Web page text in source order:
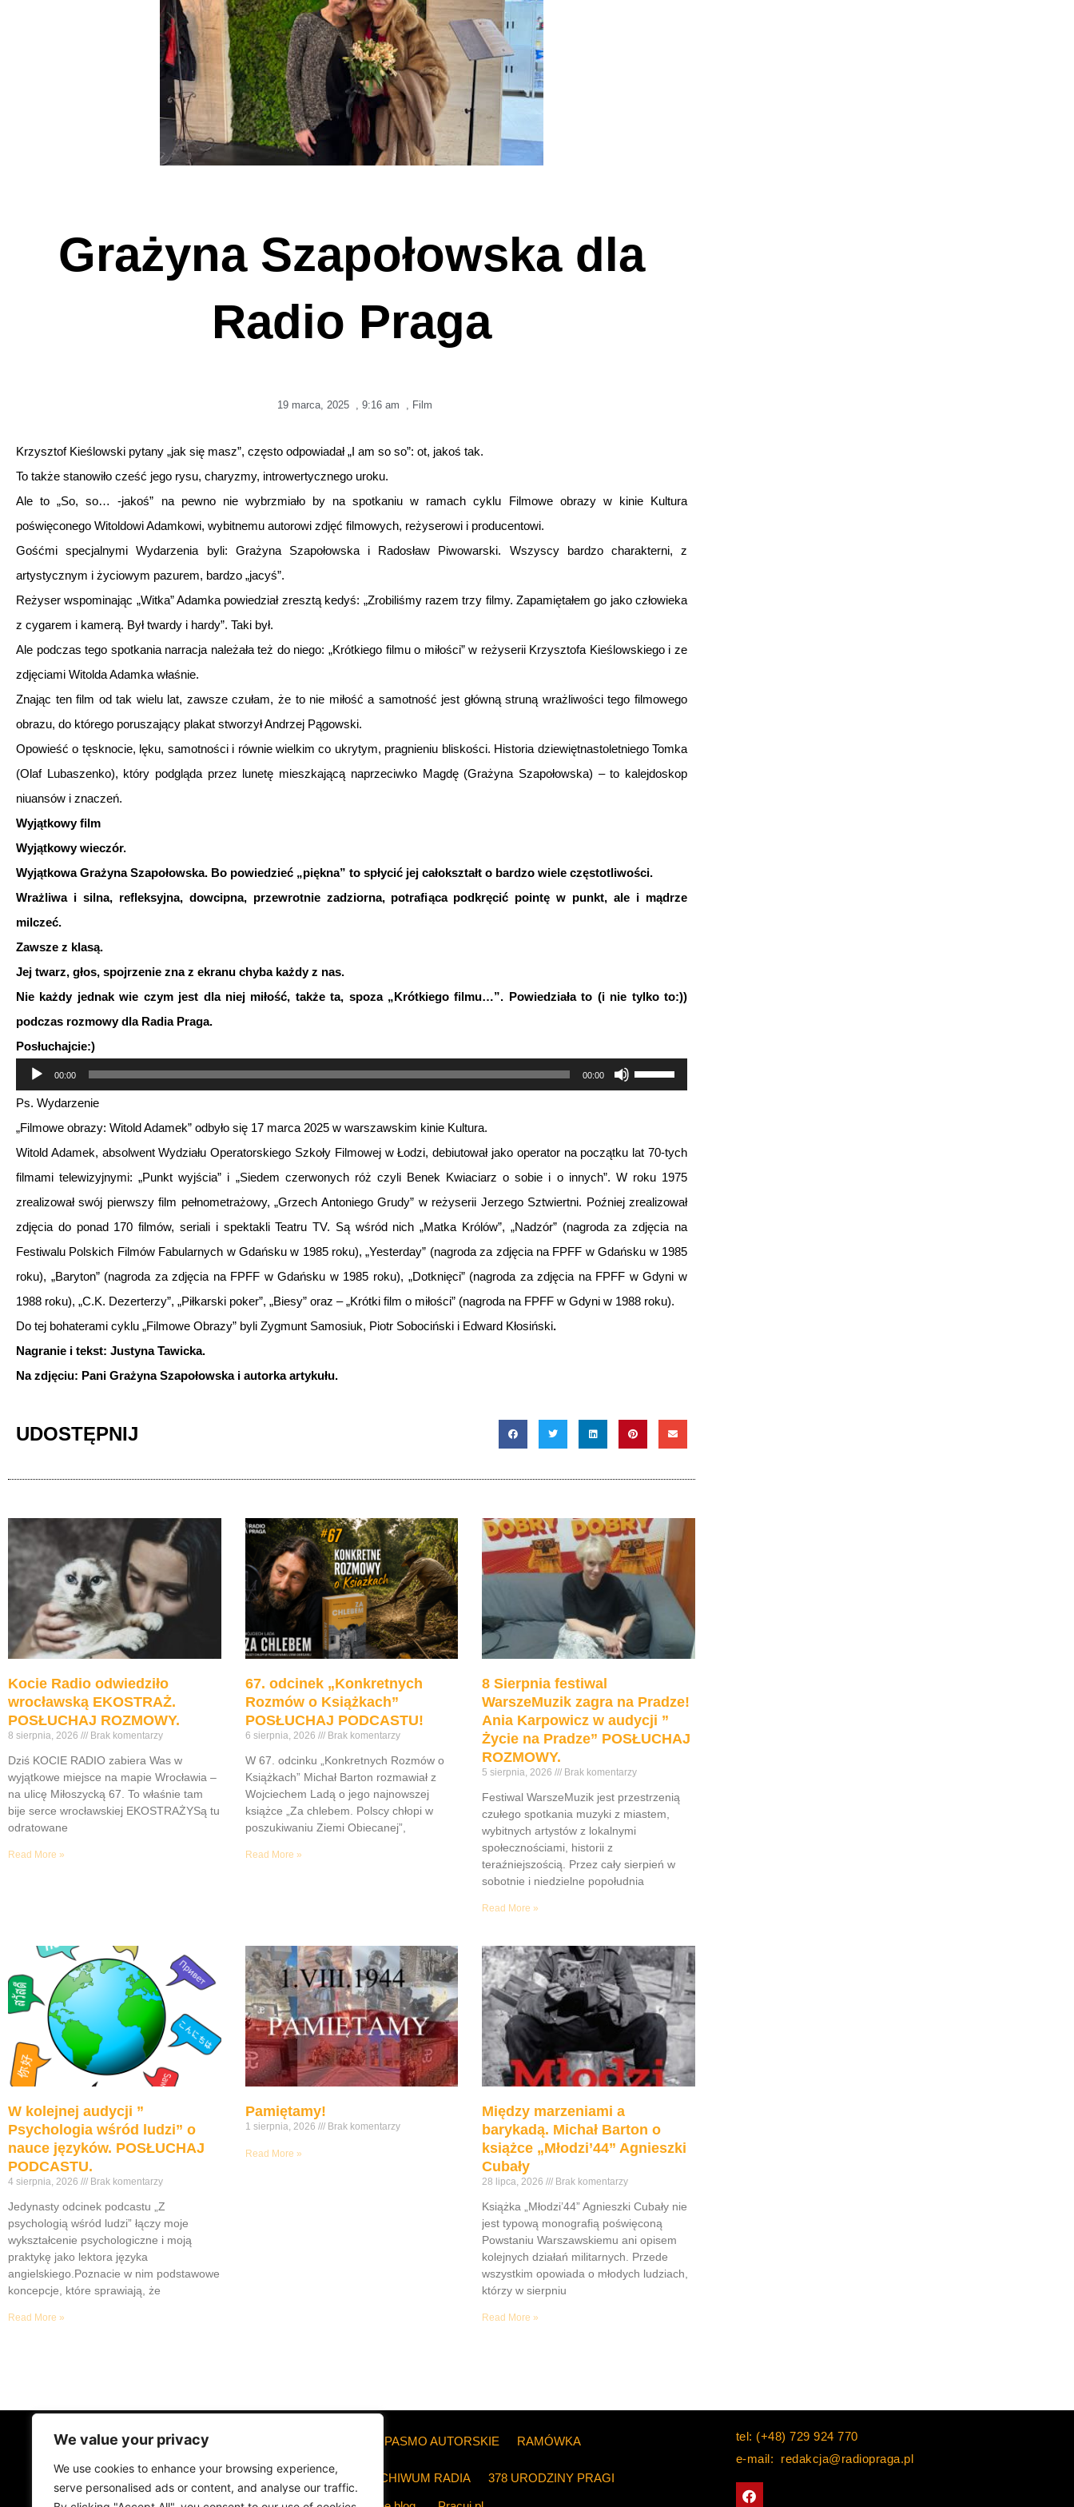
We value your privacy
We use cookies to enhance your browsing experience,
serve personalised ads or content, and analyse our traffic.
Grażyna Szapołowska dla
Radio Praga
19 marca, 2025 , 9:16 am , Film
Krzysztof Kieślowski pytany „jak się masz”, często odpowiadał „I am so so”: ot, jakoś tak.
To także stanowiło cześć jego rysu, charyzmy, introwertycznego uroku.
Ale to „So, so… -jakoś” na pewno nie wybrzmiało by na spotkaniu w ramach cyklu Filmowe obrazy w kinie Kultura
poświęconego Witoldowi Adamkowi, wybitnemu autorowi zdjęć filmowych, reżyserowi i producentowi.
Gośćmi specjalnymi Wydarzenia byli: Grażyna Szapołowska i Radosław Piwowarski. Wszyscy bardzo charakterni, z
artystycznym i życiowym pazurem, bardzo „jacyś”.
Reżyser wspominając „Witka” Adamka powiedział zresztą kedyś: „Zrobiliśmy razem trzy filmy. Zapamiętałem go jako człowieka
z cygarem i kamerą. Był twardy i hardy”. Taki był.
Ale podczas tego spotkania narracja należała też do niego: „Krótkiego filmu o miłości” w reżyserii Krzysztofa Kieślowskiego i ze
zdjęciami Witolda Adamka właśnie.
Znając ten film od tak wielu lat, zawsze czułam, że to nie miłość a samotność jest główną struną wrażliwości tego filmowego
obrazu, do którego poruszający plakat stworzył Andrzej Pągowski.
Opowieść o tęsknocie, lęku, samotności i równie wielkim co ukrytym, pragnieniu bliskości. Historia dziewiętnastoletniego Tomka
(Olaf Lubaszenko), który podgląda przez lunetę mieszkającą naprzeciwko Magdę (Grażyna Szapołowska) – to kalejdoskop
niuansów i znaczeń.
Wyjątkowy film
Wyjątkowy wieczór.
Wyjątkowa Grażyna Szapołowska. Bo powiedzieć „piękna” to spłycić jej całokształt o bardzo wiele częstotliwości.
Wrażliwa i silna, refleksyjna, dowcipna, przewrotnie zadziorna, potrafiąca podkręcić pointę w punkt, ale i mądrze
milczeć.
Zawsze z klasą.
Jej twarz, głos, spojrzenie zna z ekranu chyba każdy z nas.
Nie każdy jednak wie czym jest dla niej miłość, także ta, spoza „Krótkiego filmu…”. Powiedziała to (i nie tylko to:))
podczas rozmowy dla Radia Praga.
Posłuchajcie:)
Odtwarzacz
plików
00:00 00:00
Używaj
strzałek
Ps. Wydarzenie
„Filmowe obrazy: Witold Adamek” odbyło się 17 marca 2025 w warszawskim kinie Kultura.
Witold Adamek, absolwent Wydziału Operatorskiego Szkoły Filmowej w Łodzi, debiutował jako operator na początku lat 70-tych
filmami telewizyjnymi: „Punkt wyjścia” i „Siedem czerwonych róż czyli Benek Kwiaciarz o sobie i o innych”. W roku 1975
zrealizował swój pierwszy film pełnometrażowy, „Grzech Antoniego Grudy” w reżyserii Jerzego Sztwiertni. Poźniej zrealizował
zdjęcia do ponad 170 filmów, seriali i spektakli Teatru TV. Są wśród nich „Matka Królów”, „Nadzór” (nagroda za zdjęcia na
Festiwalu Polskich Filmów Fabularnych w Gdańsku w 1985 roku), „Yesterday” (nagroda za zdjęcia na FPFF w Gdańsku w 1985
roku), „Baryton” (nagroda za zdjęcia na FPFF w Gdańsku w 1985 roku), „Dotknięci” (nagroda za zdjęcia na FPFF w Gdyni w
1988 roku), „C.K. Dezerterzy”, „Piłkarski poker”, „Biesy” oraz – „Krótki film o miłości” (nagroda na FPFF w Gdyni w 1988 roku).
Do tej bohaterami cyklu „Filmowe Obrazy” byli Zygmunt Samosiuk, Piotr Sobociński i Edward Kłosiński.
Nagranie i tekst: Justyna Tawicka.
Na zdjęciu: Pani Grażyna Szapołowska i autorka artykułu.
UDOSTĘPNIJ
Kocie Radio odwiedziło
wrocławską EKOSTRAŻ.
POSŁUCHAJ ROZMOWY.
8 sierpnia, 2026 Brak komentarzy
Dziś KOCIE RADIO zabiera Was w
wyjątkowe miejsce na mapie Wrocławia –
na ulicę Miłoszycką 67. To właśnie tam
bije serce wrocławskiej EKOSTRAŻYSą tu
odratowane
Read More »
67. odcinek „Konkretnych
Rozmów o Książkach”
POSŁUCHAJ PODCASTU!
6 sierpnia, 2026 Brak komentarzy
W 67. odcinku „Konkretnych Rozmów o
Książkach” Michał Barton rozmawiał z
Wojciechem Ladą o jego najnowszej
książce „Za chlebem. Polscy chłopi w
poszukiwaniu Ziemi Obiecanej”,
Read More »
8 Sierpnia festiwal
WarszeMuzik zagra na Pradze!
Ania Karpowicz w audycji ”
Życie na Pradze” POSŁUCHAJ
ROZMOWY.
5 sierpnia, 2026 Brak komentarzy
Festiwal WarszeMuzik jest przestrzenią
czułego spotkania muzyki z miastem,
wybitnych artystów z lokalnymi
społecznościami, historii z
teraźniejszością. Przez cały sierpień w
sobotnie i niedzielne popołudnia
Read More »
W kolejnej audycji ”
Psychologia wśród ludzi” o
nauce języków. POSŁUCHAJ
PODCASTU.
4 sierpnia, 2026 Brak komentarzy
Jedynasty odcinek podcastu „Z
psychologią wśród ludzi” łączy moje
wykształcenie psychologiczne i moją
praktykę jako lektora języka
angielskiego.Poznacie w nim podstawowe
koncepcje, które sprawiają, że
Read More »
Pamiętamy!
1 sierpnia, 2026 Brak komentarzy
Read More »
Między marzeniami a
barykadą. Michał Barton o
książce „Młodzi’44” Agnieszki
Cubały
28 lipca, 2026 Brak komentarzy
Książka „Młodzi’44” Agnieszki Cubały nie
jest typową monografią poświęconą
Powstaniu Warszawskiemu ani opisem
kolejnych działań militarnych. Przede
wszystkim opowiada o młodych ludziach,
którzy w sierpniu
Read More »
STRONA GŁÓWNA PASMO AUTORSKIE RAMÓWKA
MUZYKA I KONCERTY KONTAKT ARCHIWUM RADIA 378 URODZINY PRAGI
tel: (+48) 729 924 770
e-mail: redakcja@radiopraga.pl
F
a